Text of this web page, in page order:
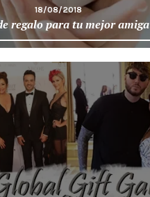
18/08/2018
regalo para tu mejor amiga